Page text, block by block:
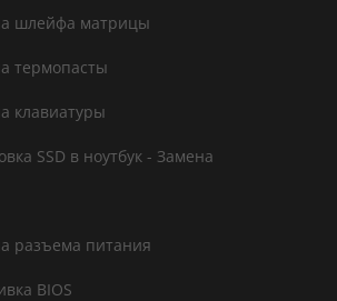
шлейфа матрицы
термопасты
клавиатуры
SSD в ноутбук - Замена
разъема питания
BIOS